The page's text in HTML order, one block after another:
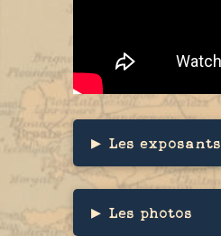
▸ Les exposants
▸ Les photos